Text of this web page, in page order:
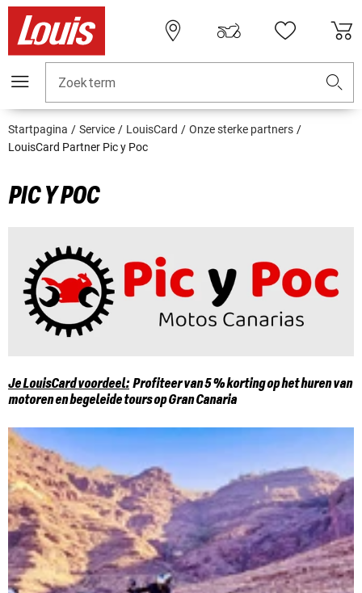
Zoekterm
Startpagina Service LouisCard
Onze sterke partners
LouisCard Partner Pic y Poc
PIC Y POC
Je LouisCard voordeel:Profiteer van 5 % korting op het huren van
motoren en begeleide tours op Gran Canaria